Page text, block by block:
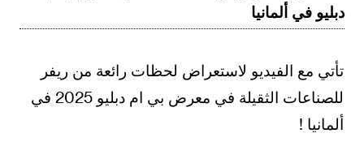
دبليو في ألمانيا
تأتي مع الفيديو لاستعراض لحظات رائعة من ريفر
للصناعات الثقيلة في معرض بي ام دبليو 2025 في
ألمانيا !